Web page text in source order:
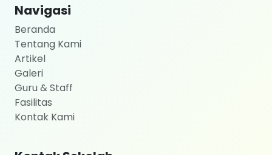
Navigasi
Beranda
Tentang Kami
Artikel
Galeri
Guru & Staff
Fasilitas
Kontak Kami